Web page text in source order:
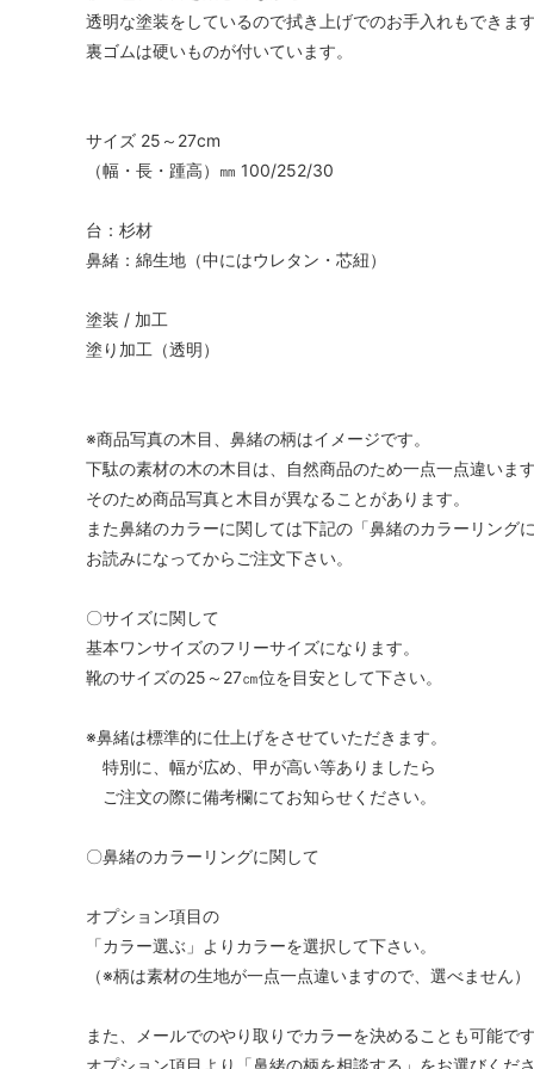
透明な塗装をしているので拭き上げでのお手入れもできます
裏ゴムは硬いものが付いています。
サイズ 25～27cm
（幅・長・踵高）㎜ 100/252/30
台：杉材
鼻緒：綿生地（中にはウレタン・芯紐）
塗装 / 加工
塗り加工（透明）
※商品写真の木目、鼻緒の柄はイメージです。
下駄の素材の木の木目は、自然商品のため一点一点違います
そのため商品写真と木目が異なることがあります。
また鼻緒のカラーに関しては下記の「鼻緒のカラーリング
お読みになってからご注文下さい。
〇サイズに関して
基本ワンサイズのフリーサイズになります。
靴のサイズの25～27㎝位を目安として下さい。
※鼻緒は標準的に仕上げをさせていただきます。
特別に、幅が広め、甲が高い等ありましたら
ご注文の際に備考欄にてお知らせください。
〇鼻緒のカラーリングに関して
オプション項目の
「カラー選ぶ」よりカラーを選択して下さい。
（※柄は素材の生地が一点一点違いますので、選べません）
また、メールでのやり取りでカラーを決めることも可能です